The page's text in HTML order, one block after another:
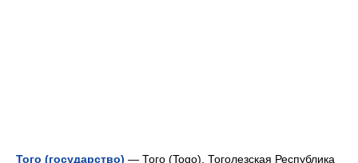
Того (государство) — Того (Togo), Тоголезская Республика